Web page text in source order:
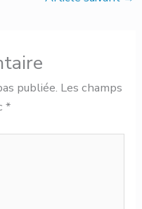
publiée. Les champs
*